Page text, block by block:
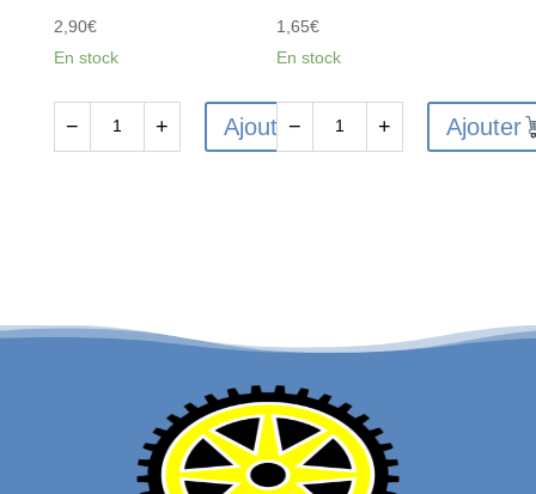
2,90€
En stock
en
− + Ajouter
1,65€
En stock
acier
12.9
bruni
-
Tête
− + Ajouter